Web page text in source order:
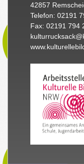
42857
Telefon: 02191
Fax: 02191 794